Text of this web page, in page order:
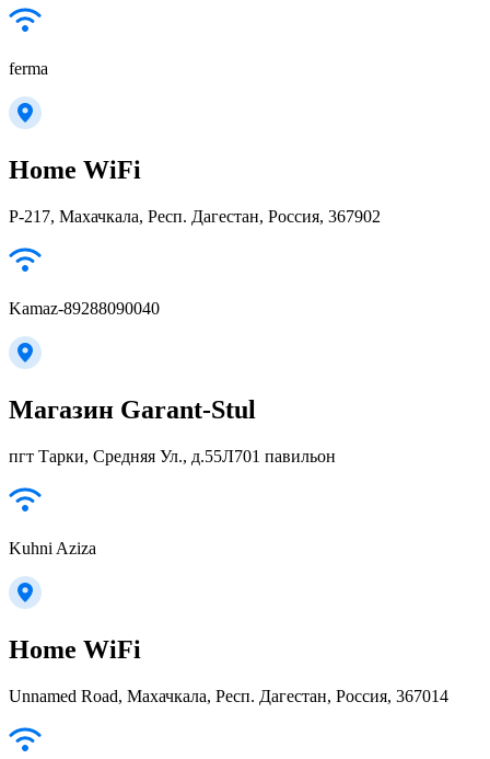
ferma
Home WiFi
Р-217, Махачкала, Респ. Дагестан, Россия, 367902
Kamaz-89288090040
Магазин Garant-Stul
пгт Тарки, Средняя Ул., д.55Л701 павильон
Kuhni Aziza
Home WiFi
Unnamed Road, Махачкала, Респ. Дагестан, Россия, 367014